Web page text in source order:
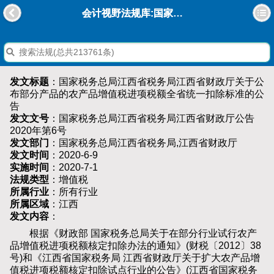
会计视野法规库:国家税务总局江西省税务局江西省财政厅关于公布部分产品的农产品增值税进项税额全省统一扣除标准的公告
发文标题 ：国家税务总局江西省税务局江西省财政厅关于公
布部分产品的农产品增值税进项税额全省统一扣除标准的公
告
发文文号 ：国家税务总局江西省税务局江西省财政厅公告
2020年第6号
发文部门 ：国家税务总局江西省税务局,江西省财政厅
发文时间 ：2020-6-9
实施时间 ：2020-7-1
法规类型 ：增值税
所属行业 ：所有行业
所属区域 ：江西
发文内容 ：
根据《财政部 国家税务总局关于在部分行业试行农产
品增值税进项税额核定扣除办法的通知》(财税〔2012〕38
号)和《江西省国家税务局 江西省财政厅关于扩大农产品增
值税进项税额核定扣除试点行业的公告》(江西省国家税务